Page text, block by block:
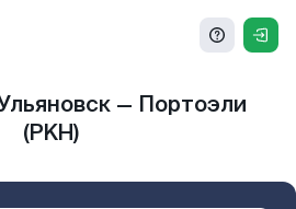
— Портоэли
(PKH)